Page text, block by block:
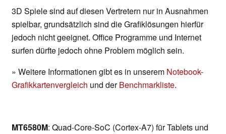
3D Spiele sind auf diesen Vertretern nur in Ausnahmen
spielbar, grundsätzlich sind die Grafiklösungen hierfür
jedoch nicht geeignet. Office Programme und Internet
surfen dürfte jedoch ohne Problem möglich sein.
» Weitere Informationen gibt es in unserem Notebook-
Grafikkartenvergleich und derBenchmarkliste.
MT6580M: Quad-Core-SoC (Cortex-A7) für Tablets und